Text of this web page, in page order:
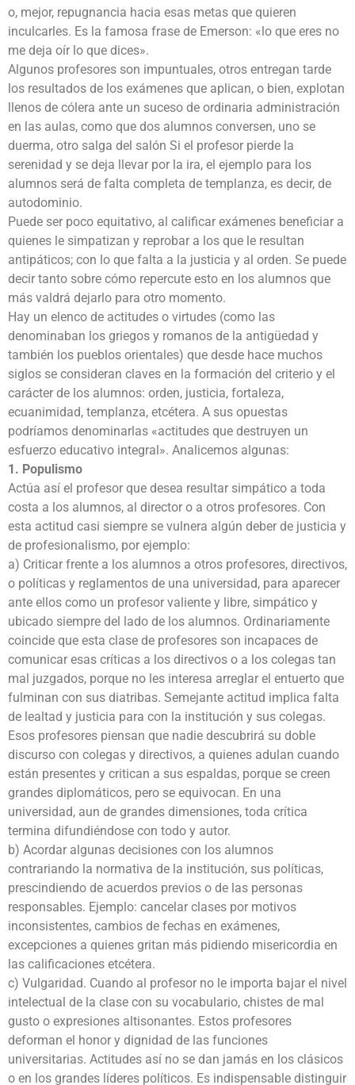
o, mejor, repugnancia hacia esas metas que quieren
inculcarles. Es la famosa frase de Emerson: «lo que eres no
me deja oír lo que dices».
Algunos profesores son impuntuales, otros entregan tarde
los resultados de los exámenes que aplican, o bien, explotan
llenos de cólera ante un suceso de ordinaria administración
en las aulas, como que dos alumnos conversen, uno se
duerma, otro salga del salón Si el profesor pierde la
serenidad y se deja llevar por la ira, el ejemplo para los
alumnos será de falta completa de templanza, es decir, de
autodominio.
Puede ser poco equitativo, al calificar exámenes beneficiar a
quienes le simpatizan y reprobar a los que le resultan
antipáticos; con lo que falta a la justicia y al orden. Se puede
decir tanto sobre cómo repercute esto en los alumnos que
más valdrá dejarlo para otro momento.
Hay un elenco de actitudes o virtudes (como las
denominaban los griegos y romanos de la antigüedad y
también los pueblos orientales) que desde hace muchos
siglos se consideran claves en la formación del criterio y el
carácter de los alumnos: orden, justicia, fortaleza,
ecuanimidad, templanza, etcétera. A sus opuestas
podríamos denominarlas «actitudes que destruyen un
esfuerzo educativo integral». Analicemos algunas:
1. Populismo
Actúa así el profesor que desea resultar simpático a toda
costa a los alumnos, al director o a otros profesores. Con
esta actitud casi siempre se vulnera algún deber de justicia y
de profesionalismo, por ejemplo:
a) Criticar frente a los alumnos a otros profesores, directivos,
o políticas y reglamentos de una universidad, para aparecer
ante ellos como un profesor valiente y libre, simpático y
ubicado siempre del lado de los alumnos. Ordinariamente
coincide que esta clase de profesores son incapaces de
comunicar esas críticas a los directivos o a los colegas tan
mal juzgados, porque no les interesa arreglar el entuerto que
fulminan con sus diatribas. Semejante actitud implica falta
de lealtad y justicia para con la institución y sus colegas.
Esos profesores piensan que nadie descubrirá su doble
discurso con colegas y directivos, a quienes adulan cuando
están presentes y critican a sus espaldas, porque se creen
grandes diplomáticos, pero se equivocan. En una
universidad, aun de grandes dimensiones, toda crítica
termina difundiéndose con todo y autor.
b) Acordar algunas decisiones con los alumnos
contrariando la normativa de la institución, sus políticas,
prescindiendo de acuerdos previos o de las personas
responsables. Ejemplo: cancelar clases por motivos
inconsistentes, cambios de fechas en exámenes,
excepciones a quienes gritan más pidiendo misericordia en
las calificaciones etcétera.
c) Vulgaridad. Cuando al profesor no le importa bajar el nivel
intelectual de la clase con su vocabulario, chistes de mal
gusto o expresiones altisonantes. Estos profesores
deforman el honor y dignidad de las funciones
universitarias. Actitudes así no se dan jamás en los clásicos
o en los grandes líderes políticos. Es indispensable distinguir